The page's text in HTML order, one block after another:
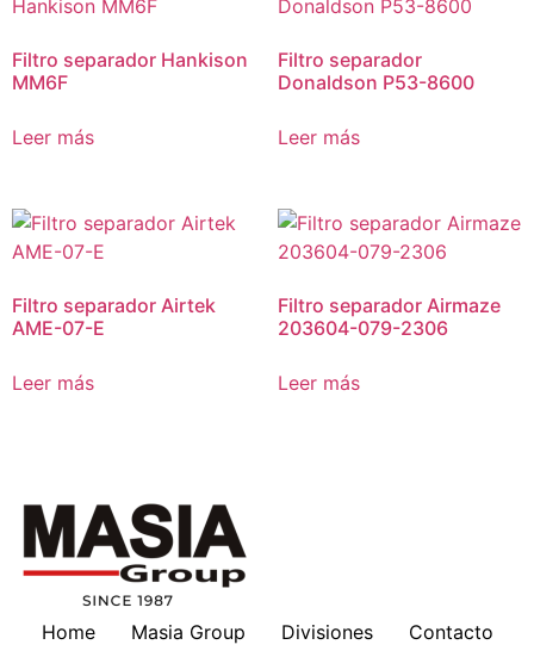
Filtro separador Hankison
MM6F
Leer más
Filtro separador
Donaldson P53-8600
Leer más
Filtro separador Airtek
AME-07-E
Leer más
Filtro separador Airmaze
203604-079-2306
Leer más
Home Masia Group Divisiones Contacto